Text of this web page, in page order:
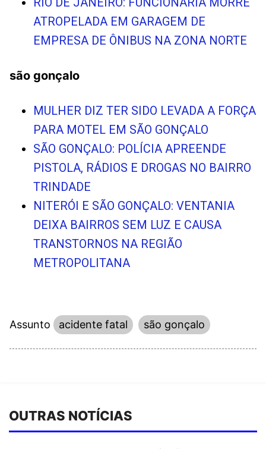
ATROPELADA EM GARAGEM DE
EMPRESA DE ÔNIBUS NA ZONA NORTE
são gonçalo
MULHER DIZ TER SIDO LEVADA A FORÇA
PARA MOTEL EM SÃO GONÇALO
SÃO GONÇALO: POLÍCIA APREENDE
PISTOLA, RÁDIOS E DROGAS NO BAIRRO
TRINDADE
NITERÓI E SÃO GONÇALO: VENTANIA
DEIXA BAIRROS SEM LUZ E CAUSA
TRANSTORNOS NA REGIÃO
METROPOLITANA
Assunto acidente fatal são gonçalo
OUTRAS NOTÍCIAS